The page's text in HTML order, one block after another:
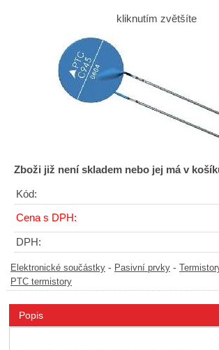
kliknutím zvětšíte
Zboži již není skladem nebo jej má v
Kód:
Cena s DPH:
DPH:
Elektronické součástky - Pasivní prvky -
PTC termistory
Popis